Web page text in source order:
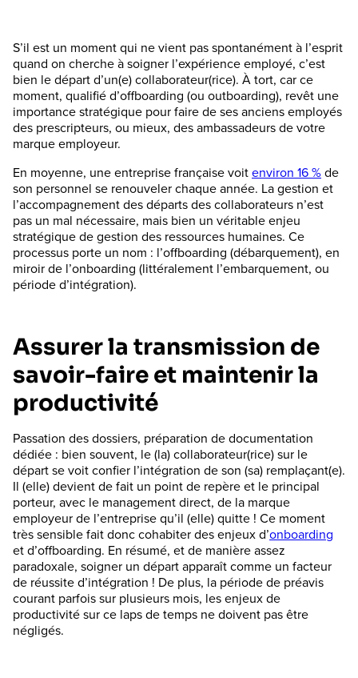
S’il est un moment qui ne vient pas spontanément à l’esprit
quand on cherche à soigner l’expérience employé, c’est
bien le départ d’un(e) collaborateur(rice). À tort, car ce
moment, qualifié d’offboarding (ou outboarding), revêt une
importance stratégique pour faire de ses anciens employés
des prescripteurs, ou mieux, des ambassadeurs de votre
marque employeur.
En moyenne, une entreprise française voitenviron 16 %de
son personnel se renouveler chaque année. La gestion et
l’accompagnement des départs des collaborateurs n’est
pas un mal nécessaire, mais bien un véritable enjeu
stratégique de gestion des ressources humaines. Ce
processus porte un nom : l’offboarding (débarquement), en
miroir de l’onboarding (littéralement l’embarquement, ou
période d’intégration).
Assurer la transmission de
savoir-faire et maintenir la
productivité
Passation des dossiers, préparation de documentation
dédiée : bien souvent, le (la) collaborateur(rice) sur le
départ se voit confier l’intégration de son (sa) remplaçant(e).
Il (elle) devient de fait un point de repère et le principal
porteur, avec le management direct, de la marque
employeur de l’entreprise qu’il (elle) quitte ! Ce moment
très sensible fait donc cohabiter des enjeux d’onboarding
et d’offboarding. En résumé, et de manière assez
paradoxale, soigner un départ apparaît comme un facteur
de réussite d’intégration ! De plus, la période de préavis
courant parfois sur plusieurs mois, les enjeux de
productivité sur ce laps de temps ne doivent pas être
négligés.